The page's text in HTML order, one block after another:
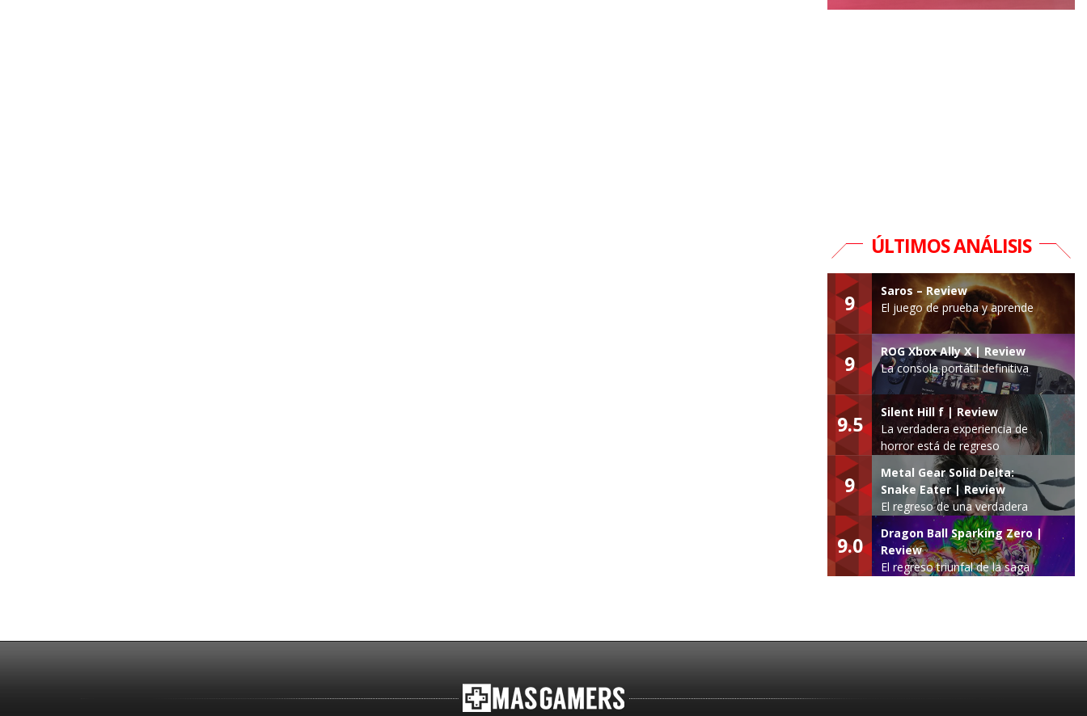
ÚLTIMOS ANÁLISIS
9
Saros – Review
El juego de prueba y aprende
9
ROG Xbox Ally X | Review
La consola portátil definitiva
9.5
Silent Hill f | Review
La verdadera experiencia de
horror está de regreso
9
Metal Gear Solid Delta:
Snake Eater | Review
El regreso de una verdadera
leyenda
9.0
Dragon Ball Sparking Zero |
Review
El regreso triunfal de la saga